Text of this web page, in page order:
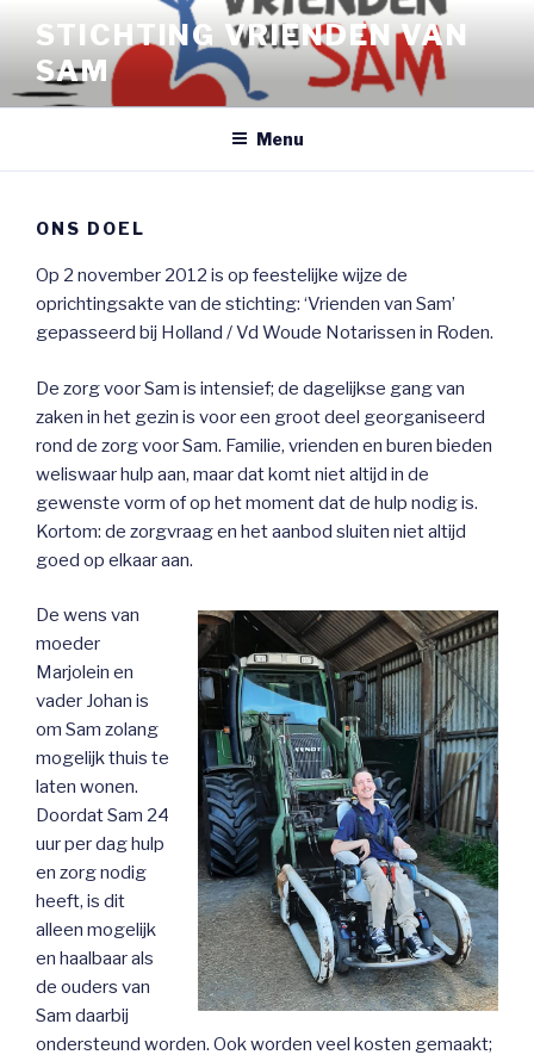
inhoud
springen
STICHTING VRIENDEN VAN
SAM
Menu
ONS DOEL
Op 2 november 2012 is op feestelijke wijze de
oprichtingsakte van de stichting: ‘Vrienden van Sam’
gepasseerd bij Holland / Vd Woude Notarissen in Roden.
De zorg voor Sam is intensief; de dagelijkse gang van
zaken in het gezin is voor een groot deel georganiseerd
rond de zorg voor Sam. Familie, vrienden en buren bieden
weliswaar hulp aan, maar dat komt niet altijd in de
gewenste vorm of op het moment dat de hulp nodig is.
Kortom: de zorgvraag en het aanbod sluiten niet altijd
goed op elkaar aan.
De wens van
moeder
Marjolein en
vader Johan is
om Sam zolang
mogelijk thuis te
laten wonen.
Doordat Sam 24
uur per dag hulp
en zorg nodig
heeft, is dit
alleen mogelijk
en haalbaar als
de ouders van
Sam daarbij
ondersteund worden. Ook worden veel kosten gemaakt;